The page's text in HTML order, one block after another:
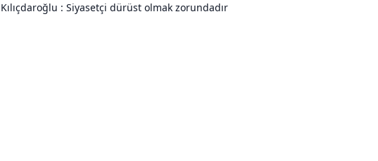
Kılıçdaroğlu : Siyasetçi dürüst olmak zorundadır